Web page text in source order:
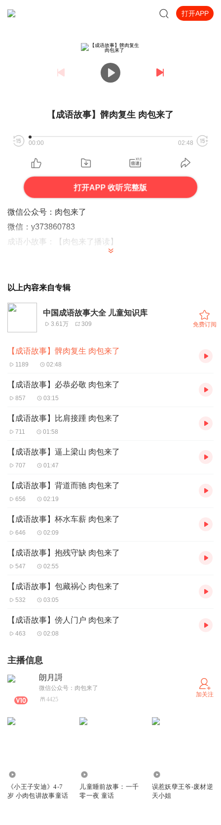
打开APP
【成语故事】髀肉复生 肉包来了
00:00 02:48
打开APP 收听完整版
微信公众号：肉包来了
微信：y373860783
成语小故事：【肉包来了播读】
成语故事是中华5000年文明的写照，
背景的重现和描述。
成语故事是我国历史的一部分，成语是历史的积淀，每一个
成语的背后都有一个含义深远的故事，是我国几千年以来人
民智慧的结晶。其特点是深刻隽永，言简意赅。阅读成语故
事，可以了解历史、通达事理、学习知识、积累优美的语言
成语故事以深刻形象的故事典故讲述一些道理。成语就是有
以上内容来自专辑
中国成语故事大全 儿童知识库
3.61万 309 免费订阅
【成语故事】髀肉复生 肉包来了
1189 02:48
【成语故事】必恭必敬 肉包来了
857 03:15
【成语故事】比肩接踵 肉包来了
711 01:58
【成语故事】逼上梁山 肉包来了
707 01:47
【成语故事】背道而驰 肉包来了
656 02:19
【成语故事】杯水车薪 肉包来了
646 02:09
【成语故事】抱残守缺 肉包来了
547 02:55
【成语故事】包藏祸心 肉包来了
532 03:05
【成语故事】傍人门户 肉包来了
463 02:08
主播信息
朗月謌
微信公众号：肉包来了
4425
加关注
《小王子安迪》4-7
岁 小肉包讲故事童话
儿童睡前故事：一千
零一夜 童话
误惹妖孽王爷-废材逆
天小姐